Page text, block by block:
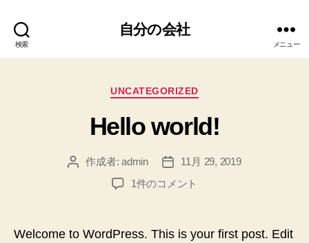
検索
自分の会社
メニュー
カ
ゴ
リ
UNCATEGORIZED
Hello world!
投
作成者:admin
投
稿
11月 29, 2019
Hello
1件のコメント
Welcome to WordPress. This is your first post. Edit